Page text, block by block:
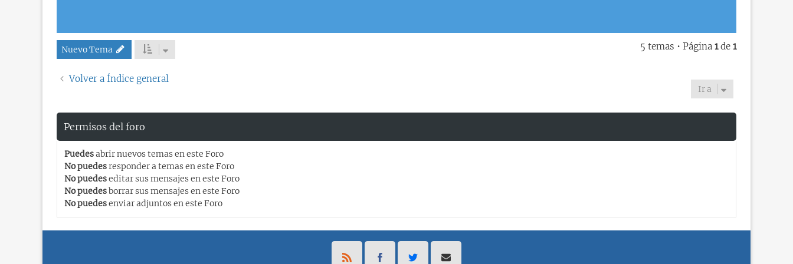
Nuevo Tema 5 temas • Página 1de 1
Volver a Índice general
Ir a
Permisos del foro
Puedesabrir nuevos temas en este Foro
No puedesresponder a temas en este Foro
No puedeseditar sus mensajes en este Foro
No puedesborrar sus mensajes en este Foro
No puedesenviar adjuntos en este Foro